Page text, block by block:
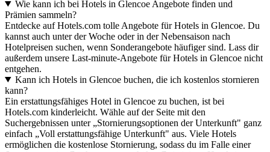
Wie kann ich bei Hotels in Glencoe Angebote finden und
Prämien sammeln?
Entdecke auf Hotels.com tolle Angebote für Hotels in Glencoe. Du
kannst auch unter der Woche oder in der Nebensaison nach
Hotelpreisen suchen, wenn Sonderangebote häufiger sind. Lass dir
außerdem unsere Last-minute-Angebote für Hotels in Glencoe nicht
entgehen.
Kann ich Hotels in Glencoe buchen, die ich kostenlos stornieren
kann?
Ein erstattungsfähiges Hotel in Glencoe zu buchen, ist bei
Hotels.com kinderleicht. Wähle auf der Seite mit den
Suchergebnissen unter „Stornierungsoptionen der Unterkunft" ganz
einfach „Voll erstattungsfähige Unterkunft" aus. Viele Hotels
ermöglichen die kostenlose Stornierung, sodass du im Falle einer